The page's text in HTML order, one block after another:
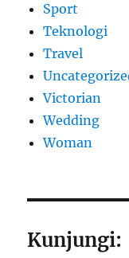
Sport
Teknologi
Travel
Victorian
Wedding
Woman
Kunjungi: